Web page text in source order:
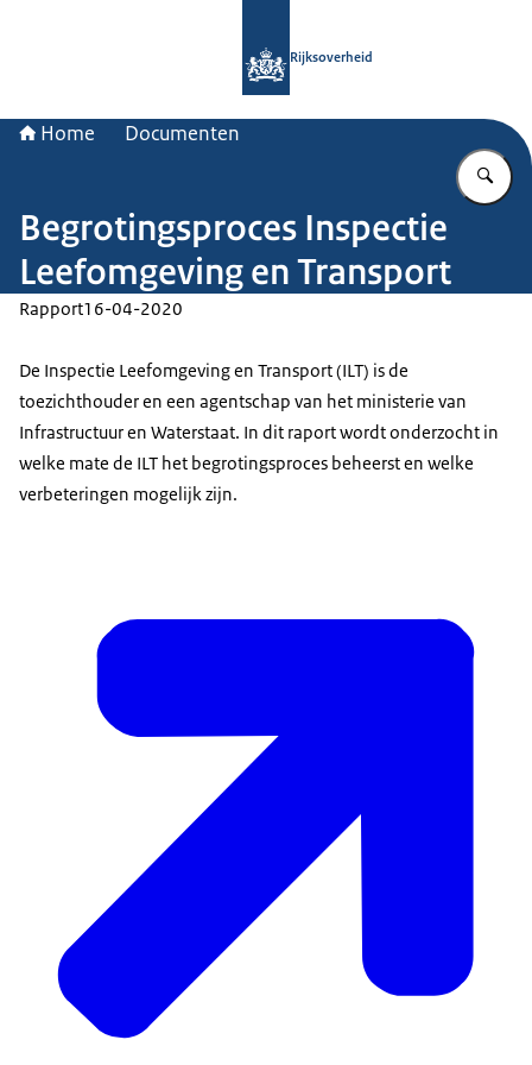
Rijksoverheid
Home Documenten
Begrotingsproces Inspectie
Leefomgeving en Transport
Rapport16-04-2020
De Inspectie Leefomgeving en Transport (ILT) is de
toezichthouder en een agentschap van het ministerie van
Infrastructuur en Waterstaat. In dit raport wordt onderzocht in
welke mate de ILT het begrotingsproces beheerst en welke
verbeteringen mogelijk zijn.